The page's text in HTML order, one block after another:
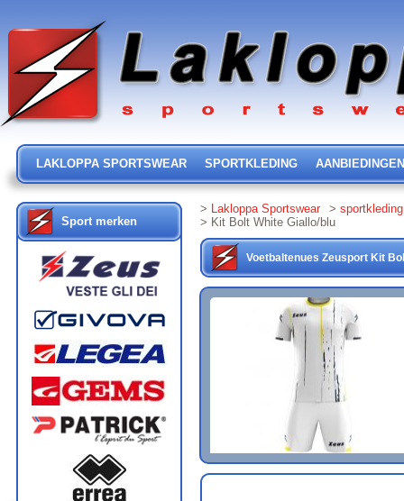
LAKLOPPA SPORTSWEAR SPORTKLEDING AANBIEDINGEN
Sport merken
> Lakloppa Sportswear > sportkleding
> Kit Bolt White Giallo/blu
Voetbaltenues Zeusport Kit